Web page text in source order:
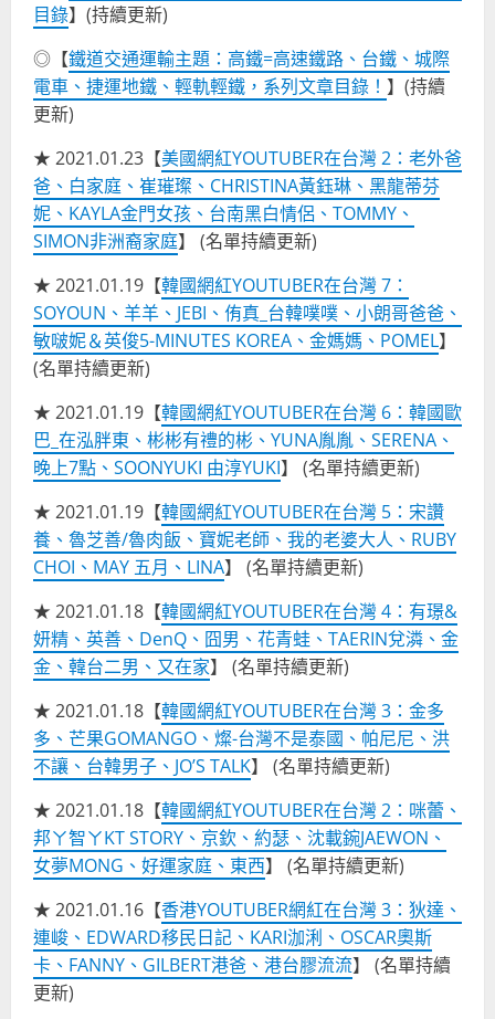
目錄】(持續更新)
◎【鐵道交通運輸主題：高鐵=高速鐵路、台鐵、城際
電車、捷運地鐵、輕軌輕鐵，系列文章目錄！ 】(持續
更新)
★ 2021.01.23【美國網紅YOUTUBER在台灣 2：老外爸
爸、白家庭、崔璀璨、CHRISTINA黃鈺琳、黑龍蒂芬
妮、KAYLA金門女孩、台南黑白情侶、TOMMY、
SIMON非洲裔家庭】 (名單持續更新)
★ 2021.01.19【韓國網紅YOUTUBER在台灣 7：
SOYOUN、羊羊、JEBI、侑真_台韓噗噗、小朗哥爸爸、
敏啵妮＆英俊5-MINUTES KOREA、金媽媽、POMEL】
(名單持續更新)
★ 2021.01.19【韓國網紅YOUTUBER在台灣 6：韓國歐
巴_在泓胖東、彬彬有禮的彬、YUNA胤胤、SERENA、
晚上7點、SOONYUKI 由淳YUKI】 (名單持續更新)
★ 2021.01.19【韓國網紅YOUTUBER在台灣 5：宋讚
養、魯芝善/魯肉飯、寶妮老師、我的老婆大人、RUBY
CHOI、MAY 五月、LINA】 (名單持續更新)
★ 2021.01.18【韓國網紅YOUTUBER在台灣 4：有璟&
妍精、英善、DenQ、囧男、花青蛙、TAERIN兌潾、金
金、韓台二男、又在家】 (名單持續更新)
★ 2021.01.18【韓國網紅YOUTUBER在台灣 3：金多
多、芒果GOMANGO、燦-台灣不是泰國、帕尼尼、洪
不讓、台韓男子、JO’S TALK】 (名單持續更新)
★ 2021.01.18【韓國網紅YOUTUBER在台灣 2：咪蕾、
邦ㄚ智ㄚKT STORY、京欽、約瑟、沈載鋺JAEWON、
女夢MONG、好運家庭、東西】 (名單持續更新)
★ 2021.01.16【香港YOUTUBER網紅在台灣 3：狄達、
連峻、EDWARD移民日記、KARI泇浰、OSCAR奧斯
卡、FANNY、GILBERT港爸、港台膠流流】 (名單持續
更新)